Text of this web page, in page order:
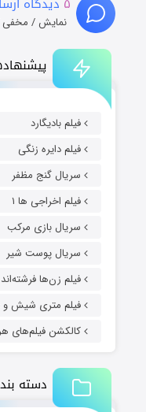
فیلم بادیگارد
فیلم دایره زنگی
سریال گنج مظفر
فیلم اخراجی ها ۱
سریال بازی مرکب
سریال پوست شیر
فیلم زن‌ها فرشته‌اند
فیلم متری شیش و
کالکشن فیلم‌های
دسته
نمایش / مخفی